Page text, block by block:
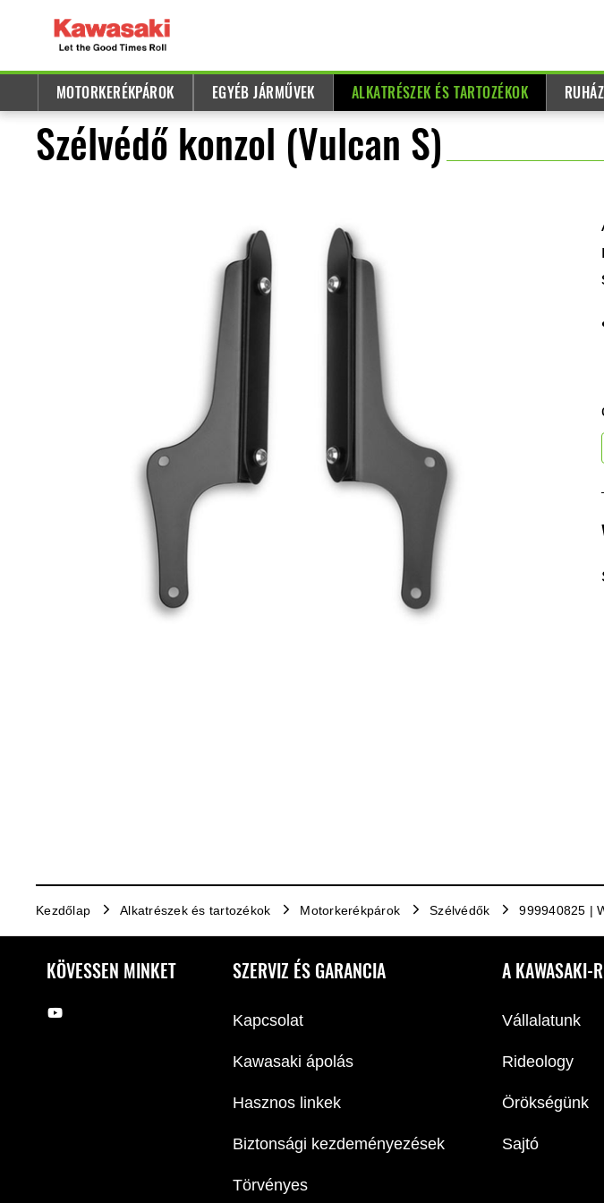
MOTORKERÉKPÁROK EGYÉB JÁRMŰVEK ALKATRÉSZEK ÉS TARTOZÉKOK
Szélvédő konzol (Vulcan S)
Kezdőlap Alkatrészek és tartozékok Motorkerékpárok Szélvédők 999940825 |
KÖVESSEN MINKET SZERVIZ ÉS GARANCIA
Kapcsolat
Kawasaki ápolás
Hasznos linkek
Biztonsági kezdeményezések
Törvényes
A KAWASAKI-
Vállalatunk
Rideology
Örökségünk
Sajtó